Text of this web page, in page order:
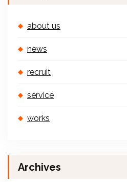
about us
news
recruit
service
works
Archives